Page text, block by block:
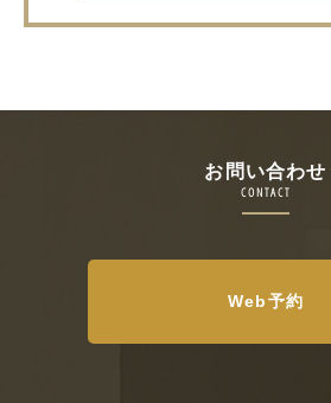
お問い合わせ
CONTACT
Web予約